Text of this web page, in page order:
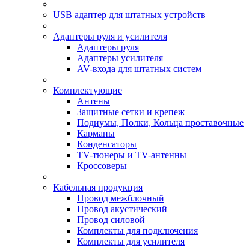
USB адаптер для штатных устройств
Адаптеры руля и усилителя
Адаптеры руля
Адаптеры усилителя
AV-входа для штатных систем
Комплектующие
Антены
Защитные сетки и крепеж
Подиумы, Полки, Кольца проставочные
Карманы
Конденсаторы
TV-тюнеры и TV-антенны
Кроссоверы
Кабельная продукция
Провод межблочный
Провод акустический
Провод силовой
Комплекты для подключения
Комплекты для усилителя